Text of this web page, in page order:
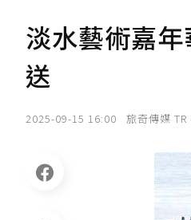
淡水藝術嘉
送
2025-09-15 16:00 旅奇傳媒